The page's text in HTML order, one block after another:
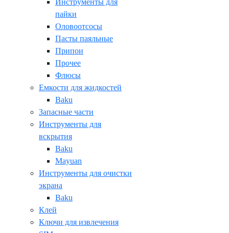
Инструменты для
пайки
Оловоотсосы
Пасты паяльные
Припои
Прочее
Флюсы
Емкости для жидкостей
Baku
Запасные части
Инструменты для
вскрытия
Baku
Mayuan
Инструменты для очистки
экрана
Baku
Клей
Ключи для извлечения